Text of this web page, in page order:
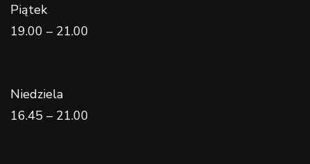
Piątek
19.00 – 21.00
Niedziela
16.45 – 21.00